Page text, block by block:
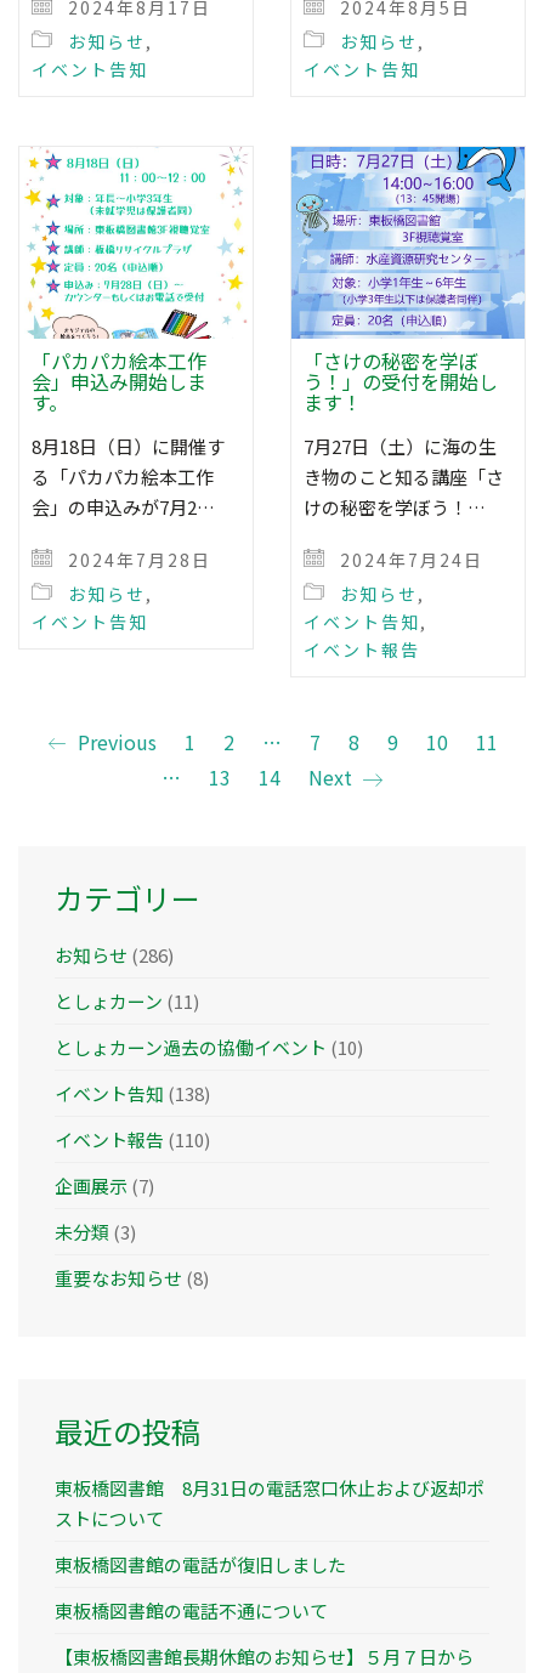
2024年8月17日
お知らせ ,
イベント告知
2024年8月5日
お知らせ ,
イベント告知
「パカパカ絵本工作
会」申込み開始しま
す。
8月18日（日）に開催す
る「パカパカ絵本工作
会」の申込みが7月2…
2024年7月28日
お知らせ ,
イベント告知
「さけの秘密を学ぼ
う！」の受付を開始し
ます！
7月27日（土）に海の生
き物のこと知る講座「さ
けの秘密を学ぼう！…
2024年7月24日
お知らせ ,
イベント告知,
イベント報告
Previous 1 2 … 7 8 9 10
11
…
13 14 Next
カテゴリー
お知らせ (286)
としょカーン (11)
としょカーン過去の協働イベント (10)
イベント告知 (138)
イベント報告 (110)
企画展示(7)
未分類 (3)
重要なお知らせ (8)
最近の投稿
東板橋図書館 8月31日の電話窓口休止および返却ポ
ストについて
東板橋図書館の電話が復旧しました
東板橋図書館の電話不通について
【東板橋図書館長期休館のお知らせ】５月７日から